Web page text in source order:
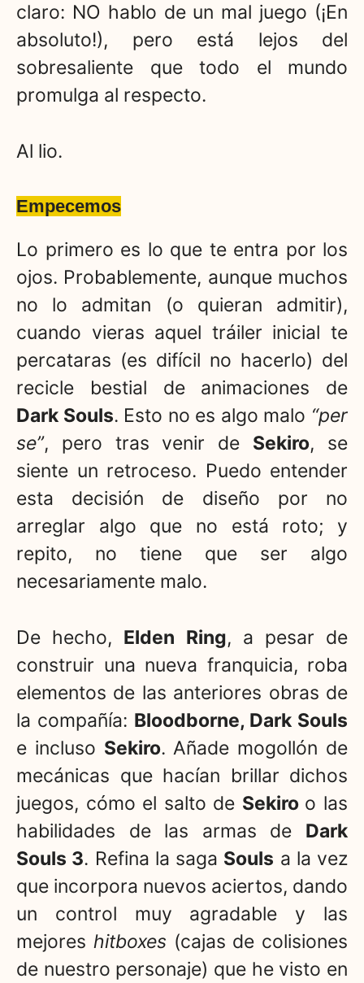
claro: NO hablo de un mal juego (¡En
absoluto!), pero está lejos del
sobresaliente que todo el mundo
promulga al respecto.
Al lio.
Empecemos
Lo primero es lo que te entra por los
ojos. Probablemente, aunque muchos
no lo admitan (o quieran admitir),
cuando vieras aquel tráiler inicial te
percataras (es difícil no hacerlo) del
recicle bestial de animaciones de
Dark Souls. Esto no es algo malo “per
se”, pero tras venir de Sekiro, se
siente un retroceso. Puedo entender
esta decisión de diseño por no
arreglar algo que no está roto; y
repito, no tiene que ser algo
necesariamente malo.
De hecho, Elden Ring, a pesar de
construir una nueva franquicia, roba
elementos de las anteriores obras de
la compañía: Bloodborne, Dark Souls
e incluso Sekiro. Añade mogollón de
mecánicas que hacían brillar dichos
juegos, cómo el salto de Sekiro o las
habilidades de las armas de Dark
Souls 3. Refina la saga Souls a la vez
que incorpora nuevos aciertos, dando
un control muy agradable y las
mejores hitboxes (cajas de colisiones
de nuestro personaje) que he visto en